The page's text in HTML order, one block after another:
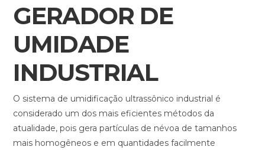
GERADOR DE
UMIDADE
INDUSTRIAL
O sistema de umidificação ultrassônico industrial é
considerado um dos mais eficientes métodos da
atualidade, pois gera partículas de névoa de tamanhos
mais homogêneos e em quantidades facilmente